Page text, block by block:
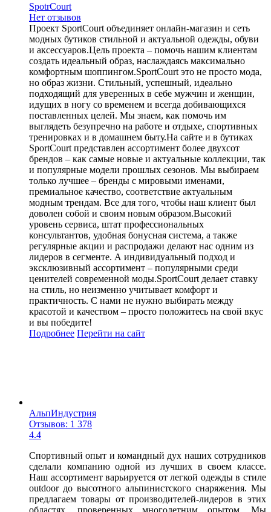
SpotrCourt
Нет отзывов
Проект SportCourt объединяет онлайн-магазин и сеть
модных бутиков стильной и актуальной одежды, обуви
и аксессуаров.Цель проекта – помочь нашим клиентам
создать идеальный образ, наслаждаясь максимально
комфортным шоппингом.SportCourt это не просто мода,
но образ жизни. Стильный, успешный, идеально
подходящий для уверенных в себе мужчин и женщин,
идущих в ногу со временем и всегда добивающихся
поставленных целей. Мы знаем, как помочь им
выглядеть безупречно на работе и отдыхе, спортивных
тренировках и в домашнем быту.На сайте и в бутиках
SportCourt представлен ассортимент более двухсот
брендов – как самые новые и актуальные коллекции, так
и популярные модели прошлых сезонов. Мы выбираем
только лучшее – бренды с мировыми именами,
премиальное качество, соответствие актуальным
модным трендам. Все для того, чтобы наш клиент был
доволен собой и своим новым образом.Высокий
уровень сервиса, штат профессиональных
консультантов, удобная бонусная система, а также
регулярные акции и распродажи делают нас одним из
лидеров в сегменте. А индивидуальный подход и
эксклюзивный ассортимент – популярными среди
ценителей современной моды.SportCourt делает ставку
на стиль, но неизменно учитывает комфорт и
практичность. С нами не нужно выбирать между
красотой и качеством – просто положитесь на свой вкус
и вы победите!
Подробнее Перейти на сайт
АльпИндустрия
Отзывов: 1 378
4.4
Спортивный опыт и командный дух наших сотрудников
сделали компанию одной из лучших в своем классе.
Наш ассортимент варьируется от легкой одежды в стиле
outdoor до высотного альпинистского снаряжения. Мы
предлагаем товары от производителей-лидеров в этих
областях, проверенных многолетним опытом. Мы